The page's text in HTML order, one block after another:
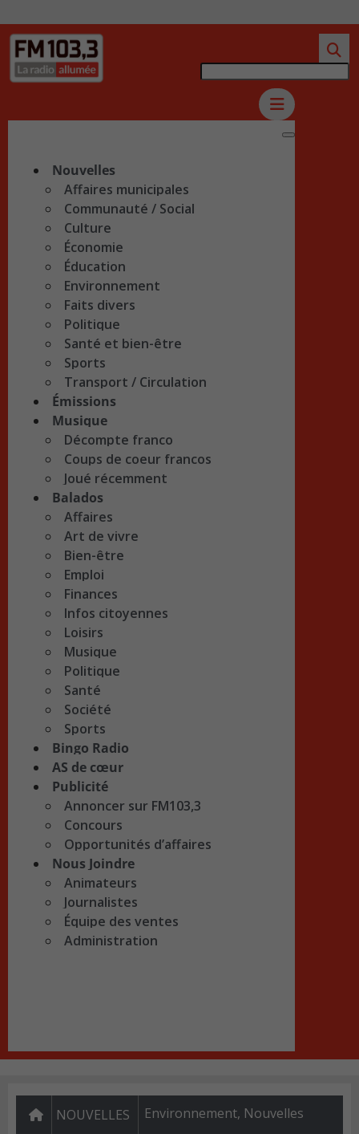
Nouvelles
Affaires municipales
Communauté / Social
Culture
Économie
Éducation
Environnement
Faits divers
Politique
Santé et bien-être
Sports
Transport / Circulation
Émissions
Musique
Décompte franco
Coups de coeur francos
Joué récemment
Balados
Affaires
Art de vivre
Bien-être
Emploi
Finances
Infos citoyennes
Loisirs
Musique
Politique
Santé
Société
Sports
Bingo Radio
AS de cœur
Publicité
Annoncer sur FM103,3
Concours
Opportunités d’affaires
Nous Joindre
Animateurs
Journalistes
Équipe des ventes
Administration
NOUVELLES Environnement, Nouvelles